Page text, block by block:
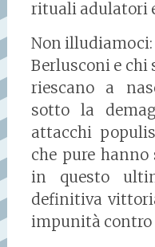
rituali adulatori
Non illudiamoci:
Berlusconi e chi
riescano a
sotto la
attacchi
che pure
in questo
definitiva
impunità contro